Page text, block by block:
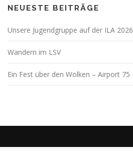
g
s
a
i
o
NEUESTE BEITRÄGE
Unsere Jugendgruppe auf der ILA 2026
Wandern im LSV
Ein Fest über den Wolken – Airport 75